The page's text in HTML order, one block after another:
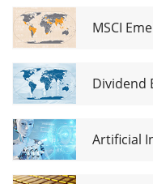
Dividend